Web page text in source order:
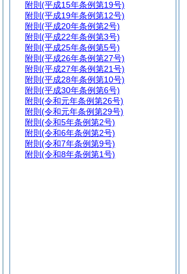
附則 (平成15年条例第19号)
附則 (平成19年条例第12号)
附則 (平成20年条例第2号)
附則 (平成22年条例第3号)
附則 (平成25年条例第5号)
附則 (平成26年条例第27号)
附則 (平成27年条例第21号)
附則 (平成28年条例第10号)
附則 (平成30年条例第6号)
附則 (令和元年条例第26号)
附則 (令和元年条例第29号)
附則 (令和5年条例第2号)
附則 (令和6年条例第2号)
附則 (令和7年条例第9号)
附則 (令和8年条例第1号)